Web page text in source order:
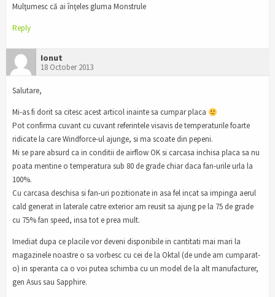
Mulţumesc că ai înţeles gluma Monstrule
Reply
Ionut
18 October 2013
Salutare,
Mi-as fi dorit sa citesc acest articol inainte sa cumpar placa
Pot confirma cuvant cu cuvant referintele visavis de temperaturile foarte
ridicate la care Windforce-ul ajunge, si ma scoate din pepeni.
Mi se pare absurd ca in conditii de airflow OK si carcasa inchisa placa sa nu
poata mentine o temperatura sub 80 de grade chiar daca fan-urile urla la
100%.
Cu carcasa deschisa si fan-uri pozitionate in asa fel incat sa impinga aerul
cald generat in laterale catre exterior am reusit sa ajung pe la 75 de grade
cu 75% fan speed, insa tot e prea mult.
Imediat dupa ce placile vor deveni disponibile in cantitati mai mari la
magazinele noastre o sa vorbesc cu cei de la Oktal (de unde am cumparat-
o) in speranta ca o voi putea schimba cu un model de la alt manufacturer,
gen Asus sau Sapphire.